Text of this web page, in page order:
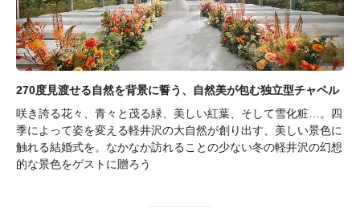
270度見渡せる自然を背景に誓う、自然美が包む独立型チャペル
咲き誇る花々、青々と茂る緑、美しい紅葉、そして雪化粧…。四
季によって姿を変える軽井沢の大自然が創り出す、美しい景色に
触れる結婚式を。なかなか訪れることの少ない冬の軽井沢の幻想
的な景色をゲストに贈ろう